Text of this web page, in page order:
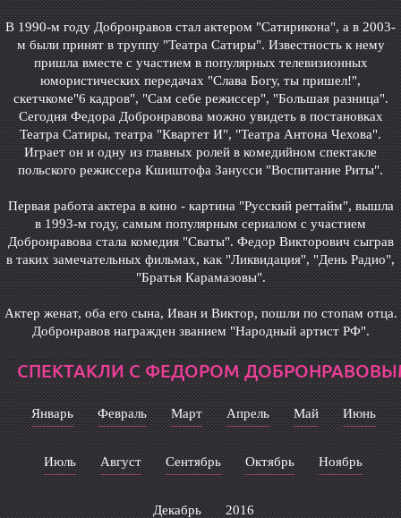
В 1990-м году Добронравов стал актером "Сатирикона", а в 2003-
м были принят в труппу "Театра Сатиры". Известность к нему
пришла вместе с участием в популярных телевизионных
юмористических передачах "Слава Богу, ты пришел!",
скетчкоме"6 кадров", "Сам себе режиссер", "Большая разница".
Сегодня Федора Добронравова можно увидеть в постановках
Театра Сатиры, театра "Квартет И", "Театра Антона Чехова".
Играет он и одну из главных ролей в комедийном спектакле
польского режиссера Кшиштофа Занусси "Воспитание Риты".
Первая работа актера в кино - картина "Русский регтайм", вышла
в 1993-м году, самым популярным сериалом с участием
Добронравова стала комедия "Сваты". Федор Викторович сыграв
в таких замечательных фильмах, как "Ликвидация", "День Радио",
"Братья Карамазовы".
Актер женат, оба его сына, Иван и Виктор, пошли по стопам отца.
Добронравов награжден званием "Народный артист РФ".
СПЕКТАКЛИ С ФЕДОРОМ
Январь Февраль Март Апрель Май Июнь
Июль Август Сентябрь Октябрь Ноябрь
Декабрь 2016